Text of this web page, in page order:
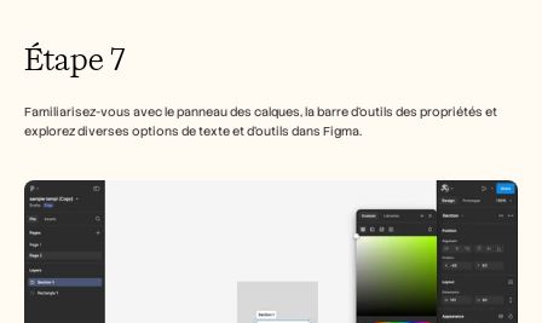
Étape 7
Familiarisez-vous avec le panneau des calques, la barre d'outils des propriétés et
explorez diverses options de texte et d'outils dans Figma.